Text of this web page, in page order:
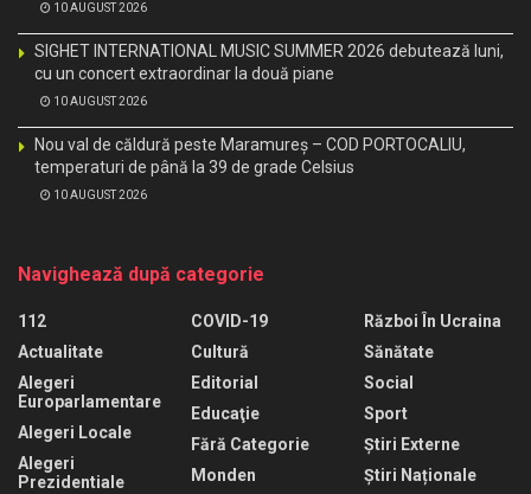
10 AUGUST 2026
SIGHET INTERNATIONAL MUSIC SUMMER 2026 debutează luni,
cu un concert extraordinar la două piane
10 AUGUST 2026
Nou val de căldură peste Maramureș – COD PORTOCALIU,
temperaturi de până la 39 de grade Celsius
10 AUGUST 2026
Navighează după categorie
112
Actualitate
Alegeri
Europarlamentare
Alegeri Locale
Alegeri
Prezidentiale
COVID-19
Cultură
Editorial
Educaţie
Fără Categorie
Monden
Război În Ucraina
Sănătate
Social
Sport
Știri Externe
Știri Naționale